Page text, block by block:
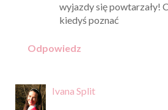
wyjazdy się powtarzały!
kiedyś poznać
Odpowiedz
Ivana Split